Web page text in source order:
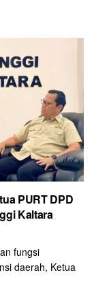
PURT DPD
Kaltara
fungsi
daerah, Ketua